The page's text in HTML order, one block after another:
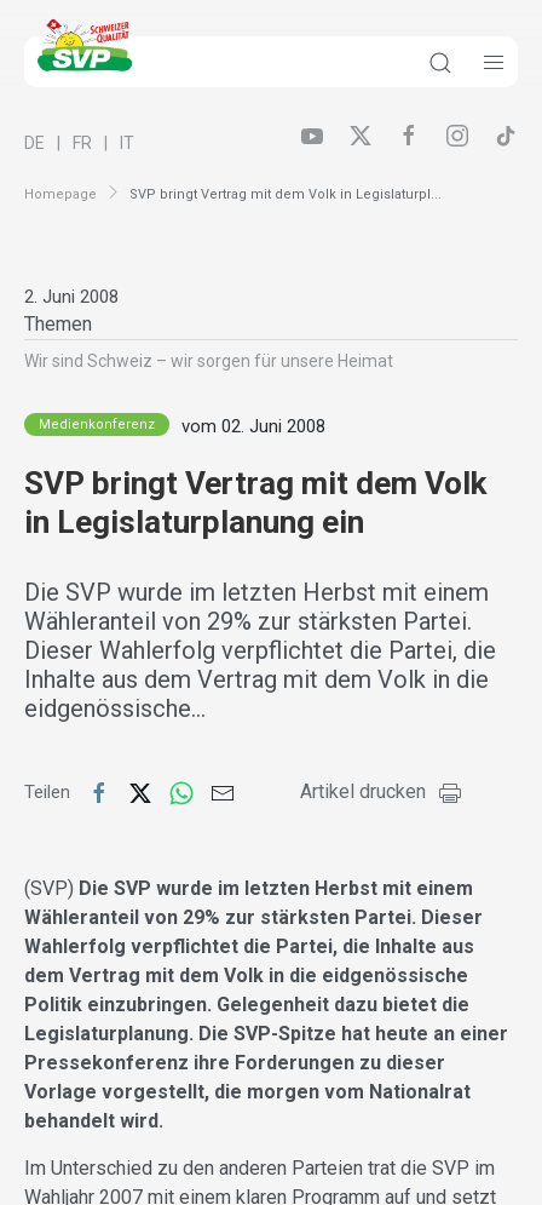
Homepage SVP bringt Vertrag mit dem Volk in Legislaturpl...
DE FR IT
2. Juni 2008
Themen
Wir sind Schweiz – wir sorgen für unsere Heimat
Medienkonferenz vom 02. Juni 2008
SVP bringt Vertrag mit dem Volk
in Legislaturplanung ein
Die SVP wurde im letzten Herbst mit einem
Wähleranteil von 29% zur stärksten Partei.
Dieser Wahlerfolg verpflichtet die Partei, die
Inhalte aus dem Vertrag mit dem Volk in die
eidgenössische…
Teilen Artikel drucken
(SVP) Die SVP wurde im letzten Herbst mit einem
Wähleranteil von 29% zur stärksten Partei. Dieser
Wahlerfolg verpflichtet die Partei, die Inhalte aus
dem Vertrag mit dem Volk in die eidgenössische
Politik einzubringen. Gelegenheit dazu bietet die
Legislaturplanung. Die SVP-Spitze hat heute an einer
Pressekonferenz ihre Forderungen zu dieser
Vorlage vorgestellt, die morgen vom Nationalrat
behandelt wird.
Im Unterschied zu den anderen Parteien trat die SVP im
Wahljahr 2007 mit einem klaren Programm auf und setzt